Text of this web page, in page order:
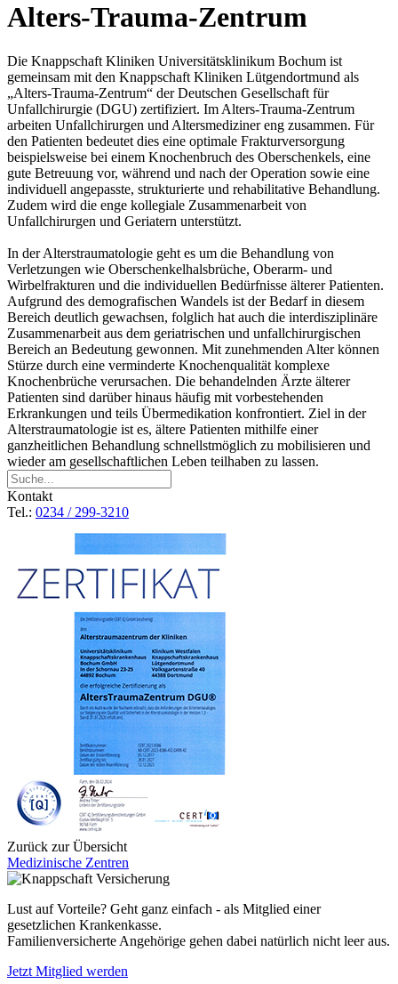
Alters-Trauma-Zentrum
Die Knappschaft Kliniken Universitätsklinikum Bochum ist
gemeinsam mit den Knappschaft Kliniken Lütgendortmund als
„Alters-Trauma-Zentrum“ der Deutschen Gesellschaft für
Unfallchirurgie (DGU) zertifiziert. Im Alters-Trauma-Zentrum
arbeiten Unfallchirurgen und Altersmediziner eng zusammen. Für
den Patienten bedeutet dies eine optimale Frakturversorgung
beispielsweise bei einem Knochenbruch des Oberschenkels, eine
gute Betreuung vor, während und nach der Operation sowie eine
individuell angepasste, strukturierte und rehabilitative Behandlung.
Zudem wird die enge kollegiale Zusammenarbeit von
Unfallchirurgen und Geriatern unterstützt.
In der Alterstraumatologie geht es um die Behandlung von
Verletzungen wie Oberschenkelhalsbrüche, Oberarm- und
Wirbelfrakturen und die individuellen Bedürfnisse älterer Patienten.
Aufgrund des demografischen Wandels ist der Bedarf in diesem
Bereich deutlich gewachsen, folglich hat auch die interdisziplinäre
Zusammenarbeit aus dem geriatrischen und unfallchirurgischen
Bereich an Bedeutung gewonnen. Mit zunehmenden Alter können
Stürze durch eine verminderte Knochenqualität komplexe
Knochenbrüche verursachen. Die behandelnden Ärzte älterer
Patienten sind darüber hinaus häufig mit vorbestehenden
Erkrankungen und teils Übermedikation konfrontiert. Ziel in der
Alterstraumatologie ist es, ältere Patienten mithilfe einer
ganzheitlichen Behandlung schnellstmöglich zu mobilisieren und
wieder am gesellschaftlichen Leben teilhaben zu lassen.
Kontakt
Tel.: 0234 / 299-3210
Zurück zur Übersicht
Medizinische Zentren
Lust auf Vorteile? Geht ganz einfach - als Mitglied einer
gesetzlichen Krankenkasse.
Familienversicherte Angehörige gehen dabei natürlich nicht leer aus.
Jetzt Mitglied werden